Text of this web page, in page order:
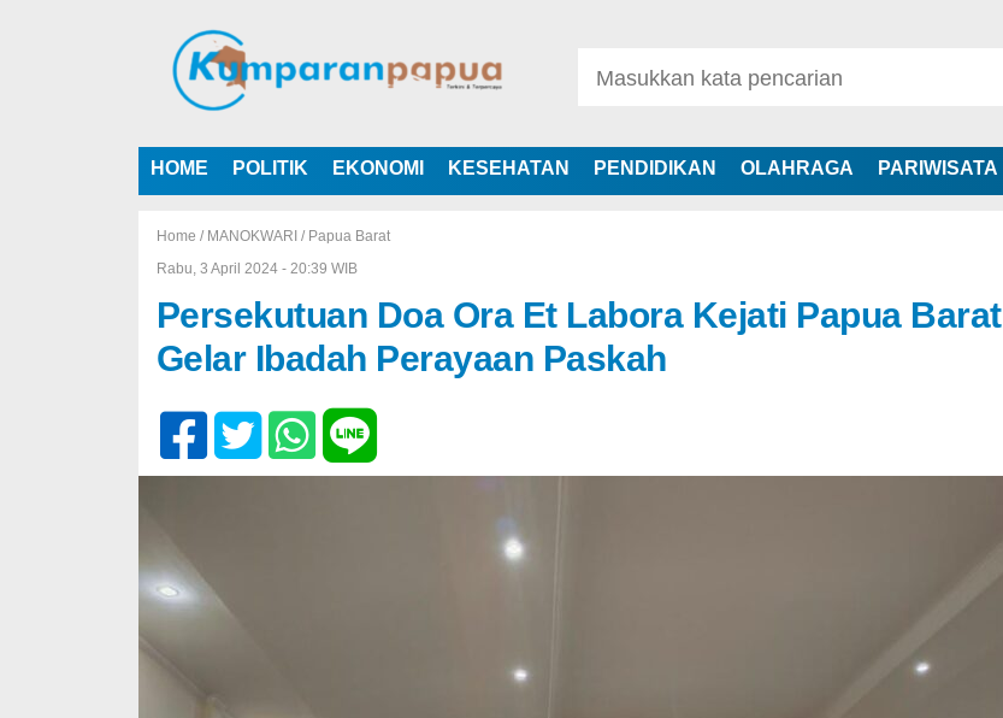
HOME POLITIK EKONOMI KESEHATAN PENDIDIKAN OLAHRAGA PARIWISATA
Home / MANOKWARI / Papua Barat
Rabu, 3 April 2024 - 20:39 WIB
Persekutuan Doa Ora Et Labora Kejati Papua Barat
Gelar Ibadah Perayaan Paskah